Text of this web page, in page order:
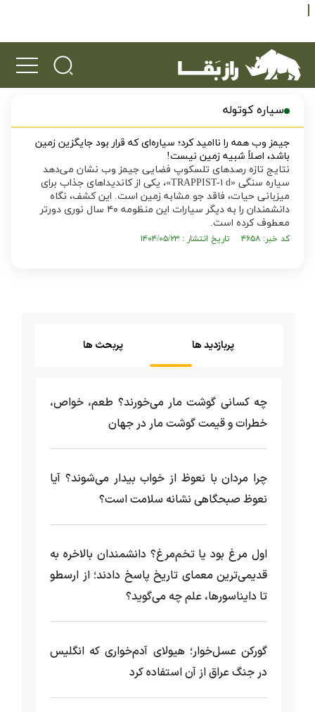
سیاره کوتوله
جیمز وب همه را ناامید کرد؛ سیاره‌ای که قرار بود جایگزین زمین
باشد، اصلاً شبیه زمین نیست!
نتایج تازه رصد‌های تلسکوپ فضایی جیمز وب نشان می‌دهد
سیاره سنگی «TRAPPIST-۱ d»، یکی از کاندیدا‌های جذاب برای
میزبانی حیات، فاقد جو مشابه زمین است. این کشف، نگاه
دانشمندان را به دیگر سیارات این منظومه ۴۰ سال نوری دورتر
معطوف کرده است.
کد خبر: ۴۶۵۸ تاریخ انتشار : ۱۴۰۴/۰۵/۲۳
پربازدید ها پربحث ها
چه کسانی گوشت مار می‌خورند؟ طعم، خواص،
خطرات و قیمت گوشت مار در جهان
چرا مردان با نعوظ از خواب بیدار می‌شوند؟ آیا
نعوظ صبحگاهی نشانه سلامت است؟
اول مرغ بود یا تخم‌مرغ؟ دانشمندان بالاخره به
قدیمی‌ترین معمای تاریخ پاسخ دادند؛ از ارسطو
تا دایناسورها، علم چه می‌گوید؟
گورکن عسل‌خوار؛ هیولای آدم‌خواری که انگلیس
در جنگ عراق از آن استفاده کرد